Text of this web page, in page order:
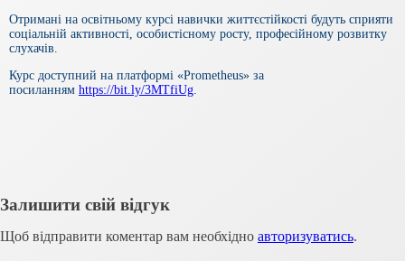
Отримані на освітньому курсі навички життєстійкості будуть сприяти
соціальній активності, особистісному росту, професійному розвитку
слухачів.
Курс доступний на платформі «Prometheus» за
посиланням https://bit.ly/3MTfiUg.
Залишити свій відгук
Щоб відправити коментар вам необхідно авторизуватись.